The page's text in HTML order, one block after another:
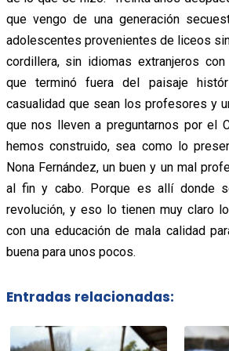
que vengo de una generación
adolescentes provenientes de liceos
cordillera, sin idiomas extranjeros
que terminó fuera del paisaje
casualidad que sean los profesores y
que nos lleven a preguntarnos por el
hemos construido, sea como lo
Nona Fernández, un buen y un mal
al fin y cabo. Porque es allí donde
revolución, y eso lo tienen muy claro
con una educación de mala calidad
buena para unos pocos.
Entradas relacionadas: